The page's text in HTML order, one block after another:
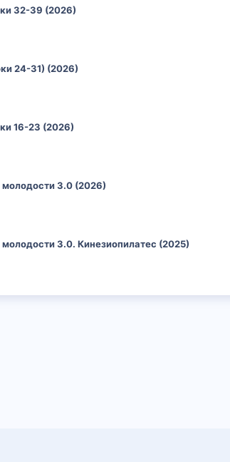
32-39 (2026)
24-31) (2026)
16-23 (2026)
3.0 (2026)
3.0. Кинезиопилатес (2025)